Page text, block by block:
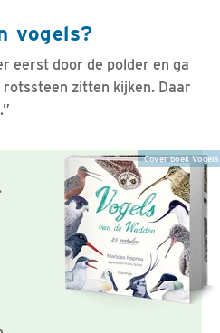
vogels?
eerst door de polder en ga
zitten kijken. Daar
Cover boek